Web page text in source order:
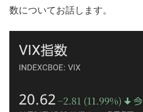
数についてお話します。